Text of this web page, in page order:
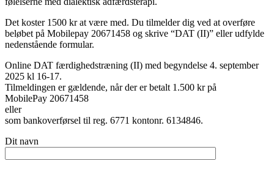
Det koster 1500 kr at være med. Du tilmelder dig ved at overføre
beløbet på Mobilepay 20671458 og skrive “DAT (II)” eller udfylde
nedenstående formular.
Online DAT færdighedstræning (II) med begyndelse 4. september
2025 kl 16-17.
Tilmeldingen er gældende, når der er betalt 1.500 kr på
MobilePay 20671458
eller
som bankoverførsel til reg. 6771 kontonr. 6134846.
Dit navn